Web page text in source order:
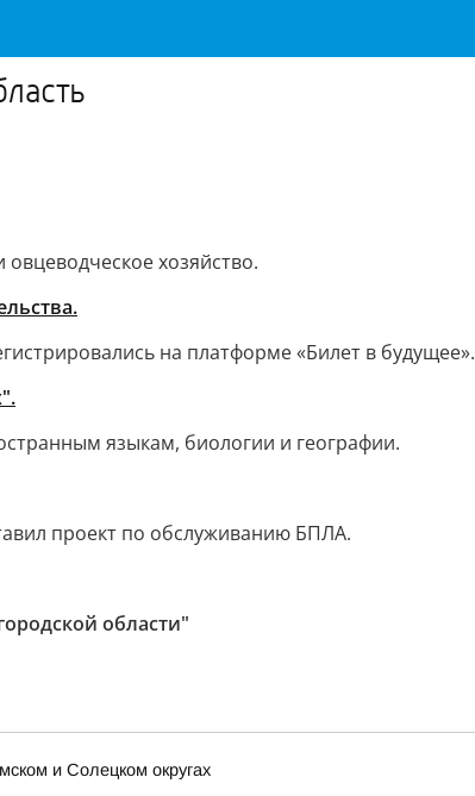
хозяйство.
на платформе «Билет в будущее».
языкам, биологии и географии.
проект по обслуживанию БПЛА.
области"
и Солецком округах